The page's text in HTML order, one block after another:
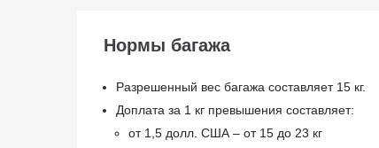
Нормы багажа
Разрешенный вес багажа составляет 15 кг.
Доплата за 1 кг превышения составляет:
от 1,5 долл. США – от 15 до 23 кг